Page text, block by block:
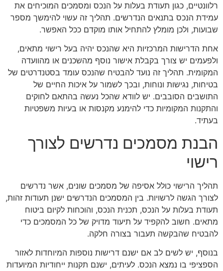
רלוונטיים, כגון תעודת בעלות על הנכס ומסמכים המוכיחים את
עמידת הנכס בתנאים הנדרשים. תהליך זה עשוי להימשך מספר
שבועות, ולכן מומלץ להתחיל אותו מוקדם ככל האפשר.
אחת הדרישות המרכזיות היא שהנכס יהיה בעל רישוי מתאים,
ולפעמים יש צורך בקבלת אישור נוסף מהשכנים או מהוועדה
המקומית. תהליך זה נועד להבטיח שהנכס עומד בסטנדרטים של
בטיחות, נגישות ונוחות, ובכך לשמור על איכות החיים של
התושבים הסובבים. יש לוודא שהכל נעשה בהתאם לחוקים
והתקנות המקומיות כדי להימנע מקנסות או בעיות משפטיות
בעתיד.
הבנת מסמכים נדרשים לצורך
רישוי
תהליך הרישוי כולל אסיפה של מסמכים שונים, אשר נדרשים
לצורך הגשה לרשויות. בין המסמכים הנדרשים ישנן תעודות זהות,
תעודת בעלות על הנכס, תכנית הנכס, והוכחות לקיום ביטוח
מתאים. חשוב להקפיד על תיעוד מדויק של כל המסמכים כדי
להבטיח שהבקשה תעבור בצורה חלקה.
בנוסף, יש לשים לב אם ישנם דרישות נוספות המיוחדות לאזור
הספציפי בו נמצא הנכס. לעיתים, ישנם תקנות ייחודיות המיועדות